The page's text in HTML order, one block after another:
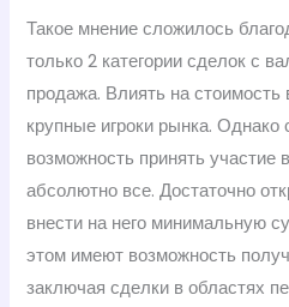
Такое мнение сложилось
только 2 категории сделок с
продажа. Влиять на стоимость
крупные игроки рынка. Однако
возможность принять участие
абсолютно все. Достаточно
внести на него минимальную
этом имеют возможность
заключая сделки в областях